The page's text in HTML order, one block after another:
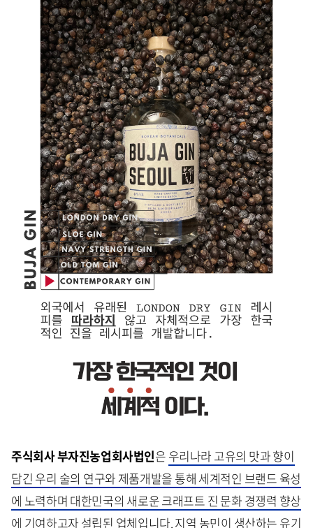
주식회사 부자진농업회사법인은 우리나라 고유의 맛과 향이
담긴 우리 술의 연구와 제품개발을 통해 세계적인 브랜드 육성
에 노력하며 대한민국의 새로운 크래프트 진 문화 경쟁력 향상
에 기여하고자 설립된 업체입니다.지역 농민이 생산하는 유기